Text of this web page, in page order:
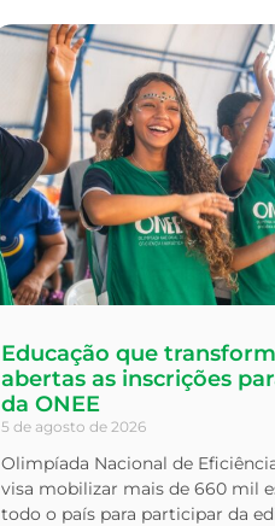
Educação que
abertas as inscrições
da ONEE
5 de agosto de 2026
Olimpíada Nacional de
visa mobilizar mais de 660 mil
todo o país para participar da